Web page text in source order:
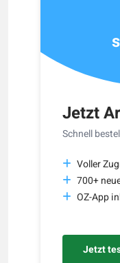
Jetzt
Schnell
Voller
700+
OZ-App
Jetzt